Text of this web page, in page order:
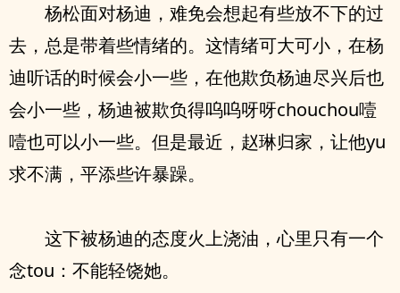
杨松面对杨迪，难免会想起有些放不下的过
去，总是带着些情绪的。这情绪可大可小，在杨
迪听话的时候会小一些，在他欺负杨迪尽兴后也
会小一些，杨迪被欺负得呜呜呀呀chouchou噎
噎也可以小一些。但是最近，赵琳归家，让他yu
求不满，平添些许暴躁。
这下被杨迪的态度火上浇油，心里只有一个
念tou：不能轻饶她。